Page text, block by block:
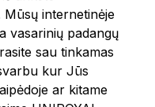
internetinėje
vasarinių padangų
sau tinkamas
kur Jūs
ar kitame